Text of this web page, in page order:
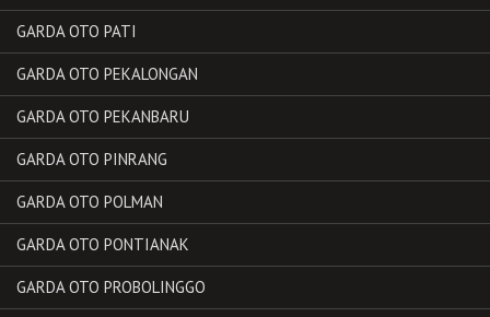
GARDA OTO PATI
GARDA OTO PEKALONGAN
GARDA OTO PEKANBARU
GARDA OTO PINRANG
GARDA OTO POLMAN
GARDA OTO PONTIANAK
GARDA OTO PROBOLINGGO